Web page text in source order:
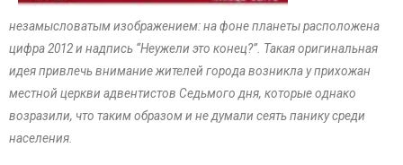
незамысловатым изображением: на фоне планеты расположена
цифра 2012 и надпись “Неужели это конец?”. Такая оригинальная
идея привлечь внимание жителей города возникла у прихожан
местной церкви адвентистов Седьмого дня, которые однако
возразили, что таким образом и не думали сеять панику среди
населения.